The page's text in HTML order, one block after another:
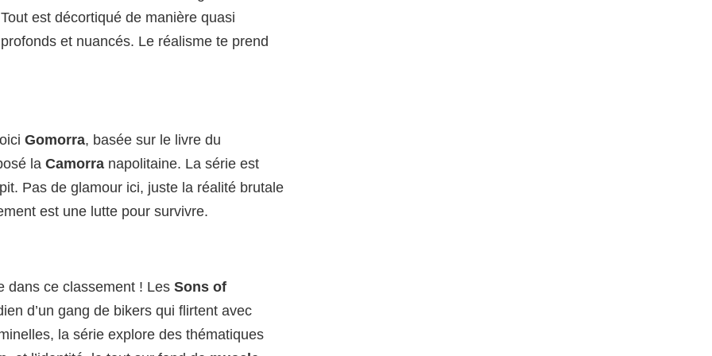
est décortiqué de manière quasi
et nuancés. Le réalisme te prend
Gomorra, basée sur le livre du
la Camorra napolitaine. La série est
Pas de glamour ici, juste la réalité brutale
est une lutte pour survivre.
dans ce classement ! Les Sons of
d’un gang de bikers qui flirtent avec
la série explore des thématiques